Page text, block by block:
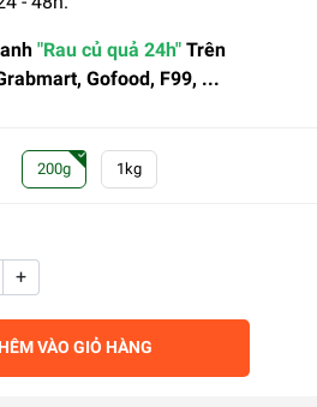
"Rau củ quả 24h" Trên
Gofood, F99, ...
200g 1kg
+
VÀO GIỎ HÀNG